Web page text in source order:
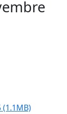
(1.1MB)